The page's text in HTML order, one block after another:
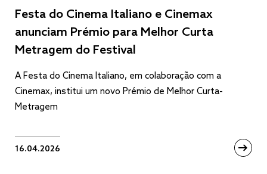
Festa do Cinema Italiano e Cinemax
anunciam Prémio para Melhor Curta
Metragem do Festival
A Festa do Cinema Italiano, em colaboração com a
Cinemax, institui um novo Prémio de Melhor Curta-
Metragem
16.04.2026